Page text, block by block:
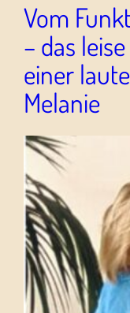
Vom
– das
einer
Melanie